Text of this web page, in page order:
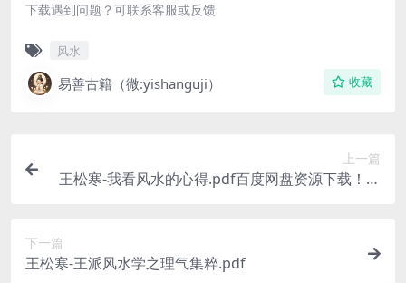
下载遇到问题？可联系客服或反馈
风水
易善古籍（微:yishanguji） 收藏
上一篇
王松寒-我看风水的心得.pdf百度网盘资源下载！古
下一篇
王松寒-王派风水学之理气集粹.pdf